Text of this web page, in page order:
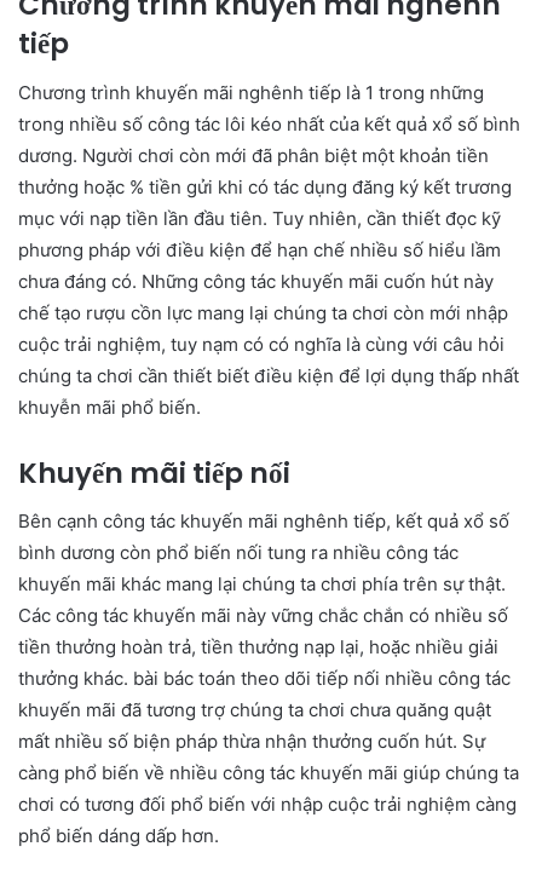
tiếp
Chương trình khuyến mãi nghênh tiếp là 1 trong những
trong nhiều số công tác lôi kéo nhất của kết quả xổ số bình
dương. Người chơi còn mới đã phân biệt một khoản tiền
thưởng hoặc % tiền gửi khi có tác dụng đăng ký kết trương
mục với nạp tiền lần đầu tiên. Tuy nhiên, cần thiết đọc kỹ
phương pháp với điều kiện để hạn chế nhiều số hiểu lầm
chưa đáng có. Những công tác khuyến mãi cuốn hút này
chế tạo rượu cồn lực mang lại chúng ta chơi còn mới nhập
cuộc trải nghiệm, tuy nạm có có nghĩa là cùng với câu hỏi
chúng ta chơi cần thiết biết điều kiện để lợi dụng thấp nhất
khuyễn mãi phổ biến.
Khuyến mãi tiếp nối
Bên cạnh công tác khuyến mãi nghênh tiếp, kết quả xổ số
bình dương còn phổ biến nối tung ra nhiều công tác
khuyến mãi khác mang lại chúng ta chơi phía trên sự thật.
Các công tác khuyến mãi này vững chắc chắn có nhiều số
tiền thưởng hoàn trả, tiền thưởng nạp lại, hoặc nhiều giải
thưởng khác. bài bác toán theo dõi tiếp nối nhiều công tác
khuyến mãi đã tương trợ chúng ta chơi chưa quăng quật
mất nhiều số biện pháp thừa nhận thưởng cuốn hút. Sự
càng phổ biến về nhiều công tác khuyến mãi giúp chúng ta
chơi có tương đối phổ biến với nhập cuộc trải nghiệm càng
phổ biến dáng dấp hơn.